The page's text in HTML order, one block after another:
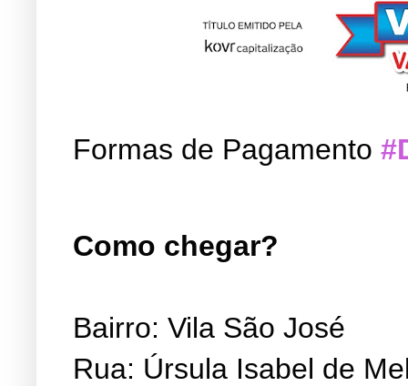
Formas de Pagamento
Como chegar?
Bairro: Vila São José
Rua: Úrsula Isabel de